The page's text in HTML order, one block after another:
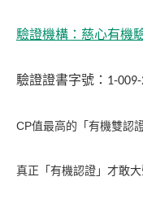
驗證機構：慈心有機
驗證證書字號： 1-
CP值最高的「有機雙認
真正「有機認證」才敢大